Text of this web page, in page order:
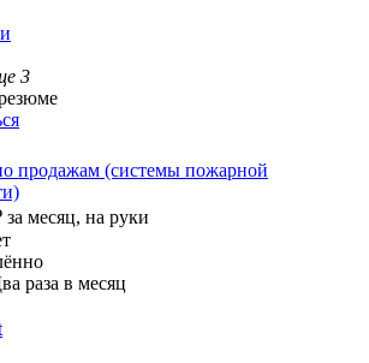
3
продажам (системы пожарной
за месяц, на руки
раза в месяц